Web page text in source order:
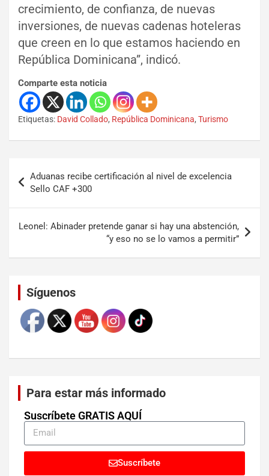
crecimiento, de confianza, de nuevas
inversiones, de nuevas cadenas hoteleras
que creen en lo que estamos haciendo en
República Dominicana”, indicó.
Comparte esta noticia
Etiquetas: David Collado, República Dominicana, Turismo
Aduanas recibe certificación al nivel de excelencia
Sello CAF +300
Leonel: Abinader pretende ganar si hay una abstención,
“y eso no se lo vamos a permitir”
Síguenos
Para estar más informado
Suscríbete GRATIS AQUÍ
Suscríbete